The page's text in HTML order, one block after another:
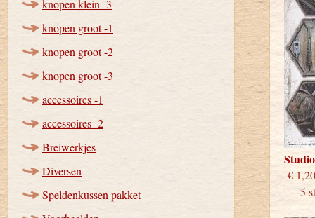
knopen klein -3
knopen groot -1
knopen groot -2
knopen groot -3
accessoires -1
accessoires -2
Breiwerkjes
Diversen
Speldenkussen pakket
5